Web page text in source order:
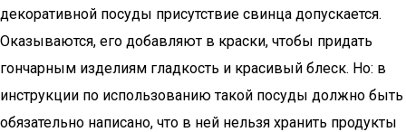
декоративной посуды присутствие свинца допускается.
Оказываются, его добавляют в краски, чтобы придать
гончарным изделиям гладкость и красивый блеск. Но: в
инструкции по использованию такой посуды должно быть
обязательно написано, что в ней нельзя хранить продукты